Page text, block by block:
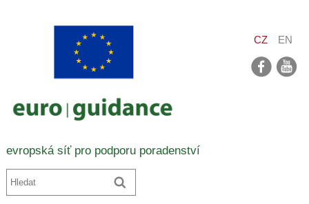
evropská síť pro podporu poradenství
CZ EN